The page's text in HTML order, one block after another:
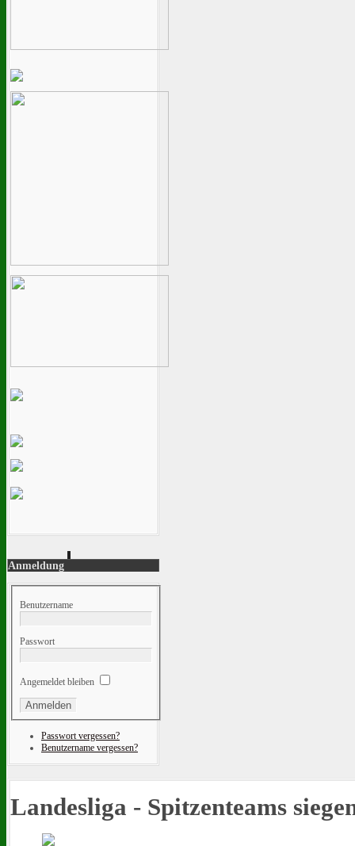
Anmeldung
Benutzername
Passwort
Angemeldet bleiben
Passwort vergessen?
Benutzername vergessen?
Landesliga - Spitzenteams